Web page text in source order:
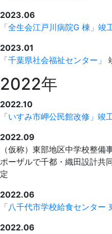
2023.06
「全生会江戸川病院G 棟」竣
2023.01
「千葉県社会福祉センター」
2022年
2022.10
「いすみ市岬公民館改修」竣
2022.09
（仮称）東部地区中学校整
ポーザルで千都・織田設計共
定
2022.06
「八千代市学校給食センター
2022.06